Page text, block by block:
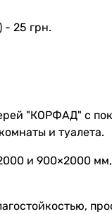
-25 грн.
"КОРФАД" с
и туалета.
и 900×2000